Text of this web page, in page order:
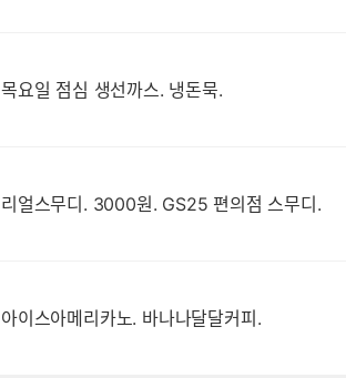
목요일 점심 생선까스. 냉돈묵.
리얼스무디. 3000원. GS25 편의점 스무디.
아이스아메리카노. 바나나달달커피.